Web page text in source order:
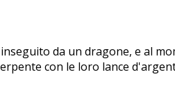
da un dragone, e al
con le loro lance